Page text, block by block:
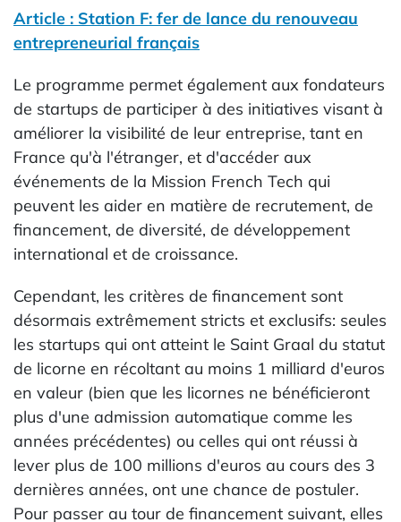
Article : Station F: fer de lance du renouveau
entrepreneurial français
Le programme permet également aux fondateurs
de startups de participer à des initiatives visant à
améliorer la visibilité de leur entreprise, tant en
France qu'à l'étranger, et d'accéder aux
événements de la Mission French Tech qui
peuvent les aider en matière de recrutement, de
financement, de diversité, de développement
international et de croissance.
Cependant, les critères de financement sont
désormais extrêmement stricts et exclusifs: seules
les startups qui ont atteint le Saint Graal du statut
de licorne en récoltant au moins 1 milliard d'euros
en valeur (bien que les licornes ne bénéficieront
plus d'une admission automatique comme les
années précédentes) ou celles qui ont réussi à
lever plus de 100 millions d'euros au cours des 3
dernières années, ont une chance de postuler.
Pour passer au tour de financement suivant, elles